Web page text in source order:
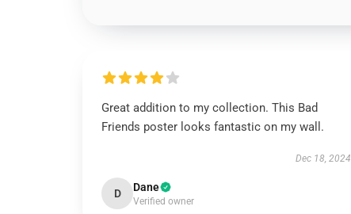
Great addition to my collection. This Bad
Friends poster looks fantastic on my wall.
Dec 18, 2024
D Dane
Verified owner